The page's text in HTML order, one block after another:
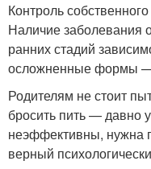
Контроль
Наличие заболевания
ранних стадий
осложненные формы —
Родителям не стоит
бросить пить — давно
неэффективны, нужна
верный